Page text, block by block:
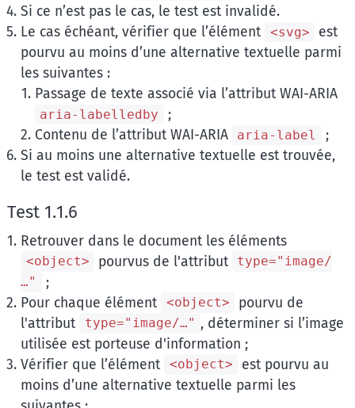
Si ce n’est pas le cas, le test est invalidé.
Le cas échéant, vérifier que l’élément <svg>
est
pourvu au moins d’une alternative textuelle parmi
les suivantes :
Passage de texte associé via l’attribut WAI-ARIA
aria-labelledby
;
Contenu de l’attribut WAI-ARIA
aria-label
;
Si au moins une alternative textuelle est trouvée,
le test est validé.
Test 1.1.6
Retrouver dans le document les éléments
<object> pourvus de l'attribut type="image/
…"
;
Pour chaque élément <object>
pourvu de
l'attribut
type="image/…" , déterminer si l’image
utilisée est porteuse d'information ;
Vérifier que l’élément <object>
est pourvu au
moins d’une alternative textuelle parmi les